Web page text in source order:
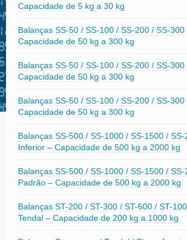
Capacidade de 5 kg a 30 kg
Balanças SS-50 / SS-100 / SS-200 / SS-
Capacidade de 50 kg a 300 kg
Balanças SS-50 / SS-100 / SS-200 / SS-
Capacidade de 50 kg a 300 kg
Balanças SS-50 / SS-100 / SS-200 / SS-
Capacidade de 50 kg a 300 kg
Balanças SS-500 / SS-1000 / SS-1500 /
Inferior – Capacidade de 500 kg a 2000 kg
Balanças SS-500 / SS-1000 / SS-1500 /
Padrão – Capacidade de 500 kg a 2000 kg
Balanças ST-200 / ST-300 / ST-600 / ST-
Tendal – Capacidade de 200 kg a 1000 kg